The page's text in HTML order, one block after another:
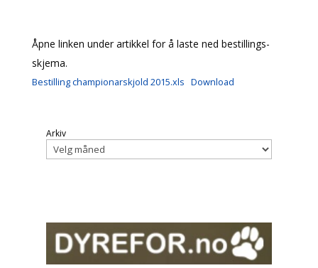
Åpne linken under artikkel for å laste ned bestillings-
skjema.
Bestilling championarskjold 2015.xls Download
Arkiv